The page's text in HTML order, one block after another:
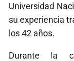
Universidad
su experiencia
los 42 años.
Durante la